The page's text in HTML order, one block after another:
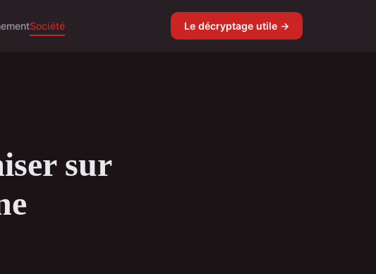
Société Le décryptage utile →
sur